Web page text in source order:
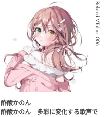
Related VTuber 006
酢酸かのん
酢酸かのん 多彩に変化する歌声で